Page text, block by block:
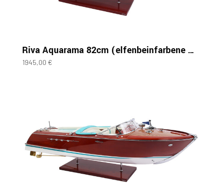
Riva Aquarama 82cm (elfenbeinfarbene Polsterung)
1945,00 €